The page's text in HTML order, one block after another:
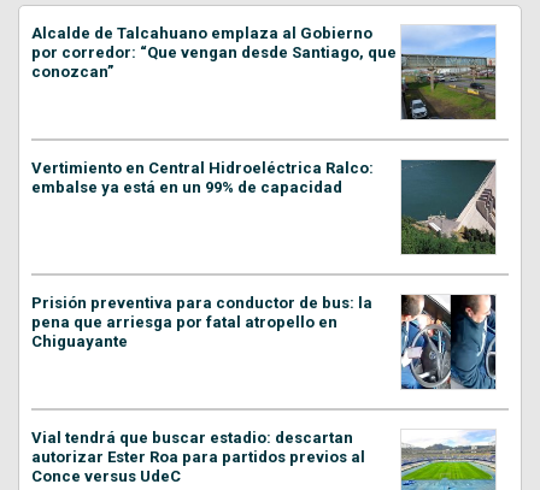
Alcalde de Talcahuano emplaza al Gobierno
por corredor: “Que vengan desde Santiago, que
conozcan”
Vertimiento en Central Hidroeléctrica Ralco:
embalse ya está en un 99% de capacidad
Prisión preventiva para conductor de bus: la
pena que arriesga por fatal atropello en
Chiguayante
Vial tendrá que buscar estadio: descartan
autorizar Ester Roa para partidos previos al
Conce versus UdeC